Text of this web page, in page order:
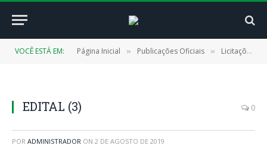
VOCÊ ESTÁ EM: Página Inicial » Publicações Oficiais » Licitações
EDITAL (3) 0
POR ADMINISTRADOR ON 2 DE AGOSTO DE 2019